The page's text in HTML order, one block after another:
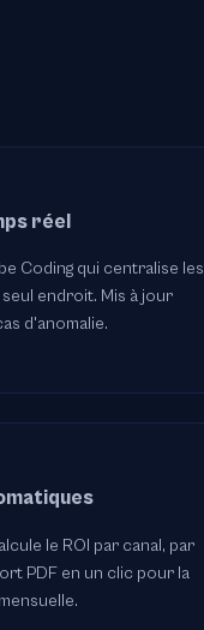
réel
Coding qui centralise les
endroit. Mis à jour
d'anomalie.
le ROI par canal, par
PDF en un clic pour la